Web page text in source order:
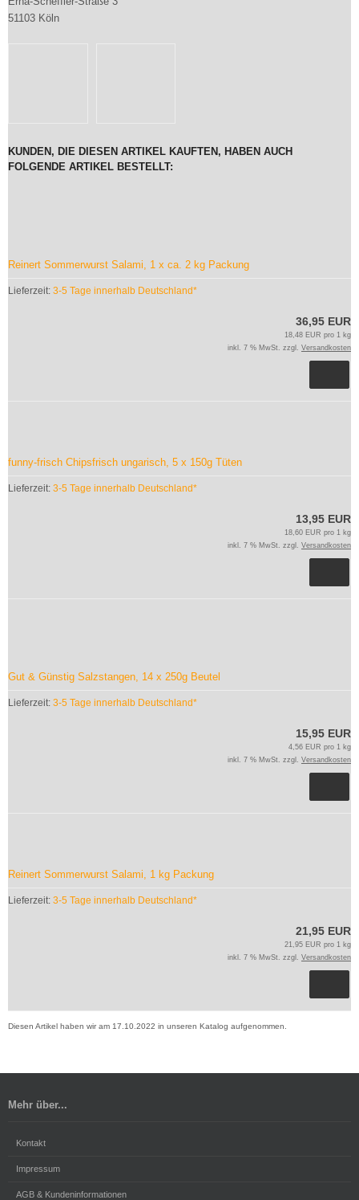
51103 Köln
KUNDEN, DIE DIESEN ARTIKEL KAUFTEN, HABEN AUCH
FOLGENDE ARTIKEL BESTELLT:
Reinert Sommerwurst Salami, 1 x ca. 2 kg Packung
Lieferzeit: 3-5 Tage innerhalb Deutschland*
36,95 EUR
18,48 EUR pro 1 kg
inkl. 7 % MwSt. zzgl. Versandkosten
funny-frisch Chipsfrisch ungarisch, 5 x 150g Tüten
Lieferzeit: 3-5 Tage innerhalb Deutschland*
13,95 EUR
18,60 EUR pro 1 kg
inkl. 7 % MwSt. zzgl. Versandkosten
Gut & Günstig Salzstangen, 14 x 250g Beutel
Lieferzeit: 3-5 Tage innerhalb Deutschland*
15,95 EUR
4,56 EUR pro 1 kg
inkl. 7 % MwSt. zzgl. Versandkosten
Reinert Sommerwurst Salami, 1 kg Packung
Lieferzeit: 3-5 Tage innerhalb Deutschland*
21,95 EUR
21,95 EUR pro 1 kg
inkl. 7 % MwSt. zzgl. Versandkosten
Diesen Artikel haben wir am 17.10.2022 in unseren Katalog aufgenommen.
Mehr über...
Kontakt
Impressum
AGB & Kundeninformationen